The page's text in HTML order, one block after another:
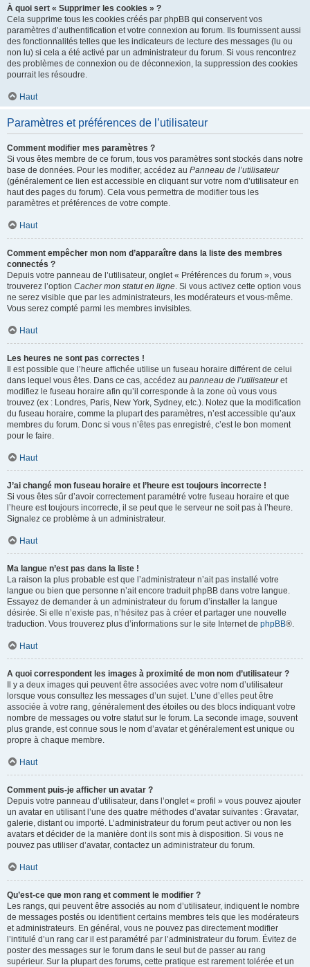
À quoi sert « Supprimer les cookies » ?
Cela supprime tous les cookies créés par phpBB qui conservent vos
paramètres d’authentification et votre connexion au forum. Ils fournissent aussi
des fonctionnalités telles que les indicateurs de lecture des messages (lu ou
non lu) si cela a été activé par un administrateur du forum. Si vous rencontrez
des problèmes de connexion ou de déconnexion, la suppression des cookies
pourrait les résoudre.
Haut
Paramètres et préférences de l’utilisateur
Comment modifier mes paramètres ?
Si vous êtes membre de ce forum, tous vos paramètres sont stockés dans notre
base de données. Pour les modifier, accédez au Panneau de l’utilisateur
(généralement ce lien est accessible en cliquant sur votre nom d’utilisateur en
haut des pages du forum). Cela vous permettra de modifier tous les
paramètres et préférences de votre compte.
Haut
Comment empêcher mon nom d’apparaître dans la liste des membres
connectés ?
Depuis votre panneau de l’utilisateur, onglet « Préférences du forum », vous
trouverez l’option Cacher mon statut en ligne. Si vous activez cette option vous
ne serez visible que par les administrateurs, les modérateurs et vous-même.
Vous serez compté parmi les membres invisibles.
Haut
Les heures ne sont pas correctes !
Il est possible que l’heure affichée utilise un fuseau horaire différent de celui
dans lequel vous êtes. Dans ce cas, accédez au panneau de l’utilisateuret
modifiez le fuseau horaire afin qu’il corresponde à la zone où vous vous
trouvez (ex : Londres, Paris, New York, Sydney, etc.). Notez que la modification
du fuseau horaire, comme la plupart des paramètres, n’est accessible qu’aux
membres du forum. Donc si vous n’êtes pas enregistré, c’est le bon moment
pour le faire.
Haut
J’ai changé mon fuseau horaire et l’heure est toujours incorrecte !
Si vous êtes sûr d’avoir correctement paramétré votre fuseau horaire et que
l’heure est toujours incorrecte, il se peut que le serveur ne soit pas à l’heure.
Signalez ce problème à un administrateur.
Haut
Ma langue n’est pas dans la liste !
La raison la plus probable est que l’administrateur n’ait pas installé votre
langue ou bien que personne n’ait encore traduit phpBB dans votre langue.
Essayez de demander à un administrateur du forum d’installer la langue
désirée. Si elle n’existe pas, n’hésitez pas à créer et partager une nouvelle
traduction. Vous trouverez plus d’informations sur le site Internet de phpBB®.
Haut
A quoi correspondent les images à proximité de mon nom d’utilisateur ?
Il y a deux images qui peuvent être associées avec votre nom d’utilisateur
lorsque vous consultez les messages d’un sujet. L’une d’elles peut être
associée à votre rang, généralement des étoiles ou des blocs indiquant votre
nombre de messages ou votre statut sur le forum. La seconde image, souvent
plus grande, est connue sous le nom d’avatar et généralement est unique ou
propre à chaque membre.
Haut
Comment puis-je afficher un avatar ?
Depuis votre panneau d’utilisateur, dans l’onglet « profil » vous pouvez ajouter
un avatar en utilisant l’une des quatre méthodes d’avatar suivantes : Gravatar,
galerie, distant ou importé. L’administrateur du forum peut activer ou non les
avatars et décider de la manière dont ils sont mis à disposition. Si vous ne
pouvez pas utiliser d’avatar, contactez un administrateur du forum.
Haut
Qu’est-ce que mon rang et comment le modifier ?
Les rangs, qui peuvent être associés au nom d’utilisateur, indiquent le nombre
de messages postés ou identifient certains membres tels que les modérateurs
et administrateurs. En général, vous ne pouvez pas directement modifier
l’intitulé d’un rang car il est paramétré par l’administrateur du forum. Évitez de
poster des messages sur le forum dans le seul but de passer au rang
supérieur. Sur la plupart des forums, cette pratique est rarement tolérée et un